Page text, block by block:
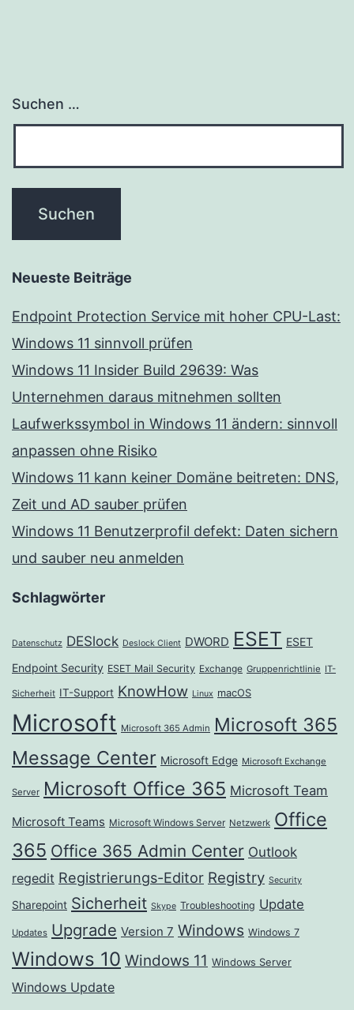
Suchen …
Neueste Beiträge
Endpoint Protection Service mit hoher CPU-Last:
Windows 11 sinnvoll prüfen
Windows 11 Insider Build 29639: Was
Unternehmen daraus mitnehmen sollten
Laufwerkssymbol in Windows 11 ändern: sinnvoll
anpassen ohne Risiko
Windows 11 kann keiner Domäne beitreten: DNS,
Zeit und AD sauber prüfen
Windows 11 Benutzerprofil defekt: Daten sichern
und sauber neu anmelden
Schlagwörter
Datenschutz DESlock Deslock Client DWORD ESET ESET
Endpoint Security ESET Mail Security Exchange Gruppenrichtlinie IT-
Sicherheit IT-Support KnowHow Linux macOS
Microsoft Microsoft 365 Admin Microsoft 365
Message Center Microsoft Edge Microsoft Exchange
Server Microsoft Office 365 Microsoft Team
Microsoft Teams Microsoft Windows Server Netzwerk Office
365 Office 365 Admin Center Outlook
regedit Registrierungs-Editor Registry Security
Sharepoint Sicherheit Skype Troubleshooting Update
Updates Upgrade Version 7 Windows Windows 7
Windows 10 Windows 11 Windows Server
Windows Update